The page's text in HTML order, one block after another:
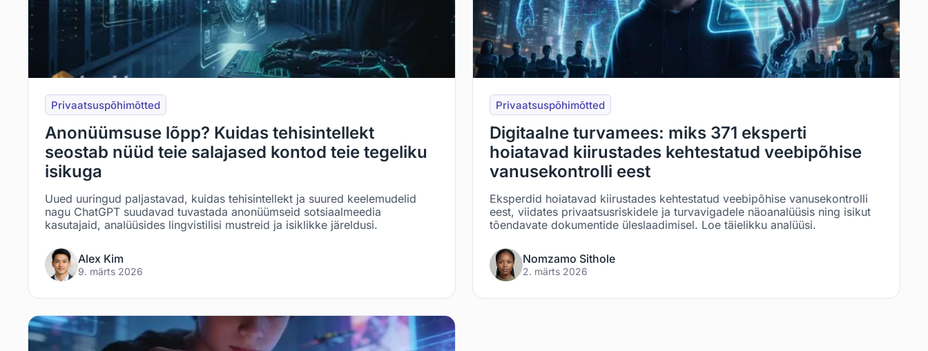
Privaatsuspõhimõtted
Anonüümsuse lõpp? Kuidas tehisintellekt
seostab nüüd teie salajased kontod teie tegeliku
isikuga
Uued uuringud paljastavad, kuidas tehisintellekt ja suured keelemudelid
nagu ChatGPT suudavad tuvastada anonüümseid sotsiaalmeedia
kasutajaid, analüüsides lingvistilisi mustreid ja isiklikke järeldusi.
Alex Kim
9. märts 2026
Privaatsuspõhimõtted
Digitaalne turvamees: miks 371 eksperti
hoiatavad kiirustades kehtestatud veebipõhise
vanusekontrolli eest
Eksperdid hoiatavad kiirustades kehtestatud veebipõhise vanusekontrolli
eest, viidates privaatsusriskidele ja turvavigadele näoanalüüsis ning isikut
tõendavate dokumentide üleslaadimisel. Loe täielikku analüüsi.
Nomzamo Sithole
2. märts 2026